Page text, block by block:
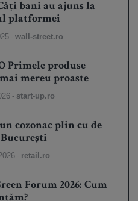
bani au ajuns la
platformei
-wall-street.ro
Primele produse
mereu proaste
- start-up.ro
un cozonac plin cu de
- retail.ro
Forum 2026: Cum